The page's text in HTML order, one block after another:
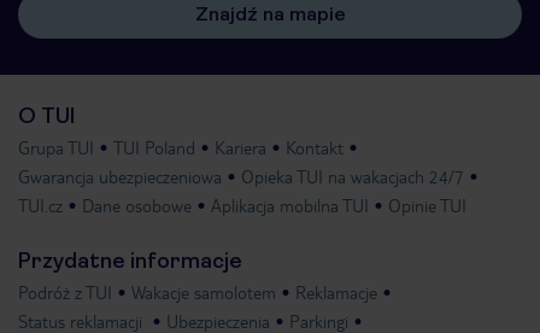
Znajdź na mapie
O TUI
Grupa TUI TUI Poland Kariera
Kontakt
Gwarancja ubezpieczeniowa
Opieka TUI na wakacjach 24/7
TUI.cz
Dane osobowe Aplikacja mobilna TUI Opinie TUI
Przydatne informacje
Podróż z TUI Wakacje samolotem
Reklamacje
Status reklamacji
Ubezpieczenia
Parkingi